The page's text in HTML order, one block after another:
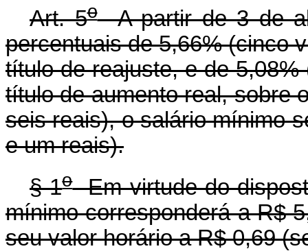
Art. 5oA partir de 3 de
percentuais de 5,66% (cinco
título de reajuste, e de
título de aumento real, sobre
seis reais), o salário mínimo
e um reais).
§ 1oEm virtude do
mínimo corresponderá a R$
seu valor horário a R$ 0,69